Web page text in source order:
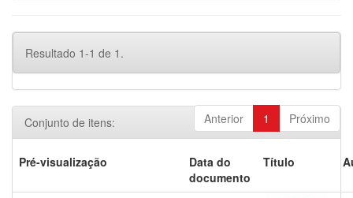
Resultado 1-1 de 1.
Anterior 1 Próximo
Conjunto de itens:
Pré-visualização
Data do
documento
Título